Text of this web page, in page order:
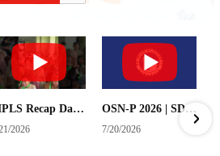
MPLS Recap Day 1 - SDI Al Azhar 11 Surabaya
2026
OSN-P 2026 | SD - 20533043 - SD ISLAM AL AZHAR 11 SURABAYA | IPA
7/20/2026